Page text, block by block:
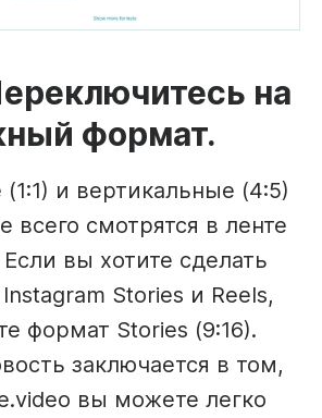
на
формат.
и вертикальные (4:5)
всего смотрятся в ленте
вы хотите сделать
Stories и Reels,
формат Stories (9:16).
заключается в том,
вы можете легко